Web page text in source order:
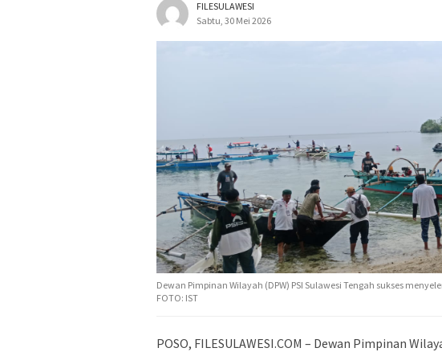
FILESULAWESI
Sabtu, 30 Mei 2026
Dewan Pimpinan Wilayah (DPW) PSI Sulawesi Tengah sukses
FOTO: IST
POSO, FILESULAWESI.COM – Dewan Pimpinan